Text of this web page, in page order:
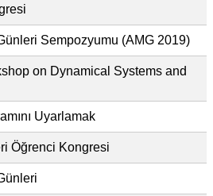
Sempozyumu (AMG 2019)
on Dynamical Systems and
Uyarlamak
Öğrenci Kongresi